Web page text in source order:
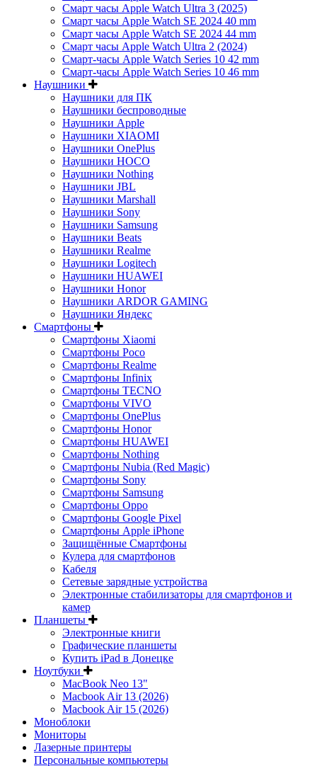
Смарт часы Apple Watch Ultra 3 (2025)
Смарт часы Apple Watch SE 2024 40 mm
Смарт часы Apple Watch SE 2024 44 mm
Смарт часы Apple Watch Ultra 2 (2024)
Смарт-часы Apple Watch Series 10 42 mm
Смарт-часы Apple Watch Series 10 46 mm
Наушники
Наушники для ПК
Наушники беспроводные
Наушники Apple
Наушники XIAOMI
Наушники OnePlus
Наушники HOCO
Наушники Nothing
Наушники JBL
Наушники Marshall
Наушники Sony
Наушники Samsung
Наушники Beats
Наушники Realme
Наушники Logitech
Наушники HUAWEI
Наушники Honor
Наушники ARDOR GAMING
Наушники Яндекс
Смартфоны
Смартфоны Xiaomi
Смартфоны Poco
Смартфоны Realme
Смартфоны Infinix
Смартфоны TECNO
Смартфоны VIVO
Смартфоны OnePlus
Смартфоны Honor
Смартфоны HUAWEI
Смартфоны Nothing
Смартфоны Nubia (Red Magic)
Смартфоны Sony
Смартфоны Samsung
Смартфоны Oppo
Смартфоны Google Pixel
Смартфоны Apple iPhone
Защищённые Смартфоны
Кулера для смартфонов
Кабеля
Сетевые зарядные устройства
Электронные стабилизаторы для смартфонов и
камер
Планшеты
Электронные книги
Графические планшеты
Купить iPad в Донецке
Ноутбуки
MacBook Neo 13"
Macbook Air 13 (2026)
Macbook Air 15 (2026)
Моноблоки
Мониторы
Лазерные принтеры
Персональные компьютеры